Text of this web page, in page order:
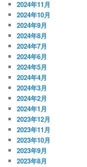
2024年11月
2024年10月
2024年9月
2024年8月
2024年7月
2024年6月
2024年5月
2024年4月
2024年3月
2024年2月
2024年1月
2023年12月
2023年11月
2023年10月
2023年9月
2023年8月